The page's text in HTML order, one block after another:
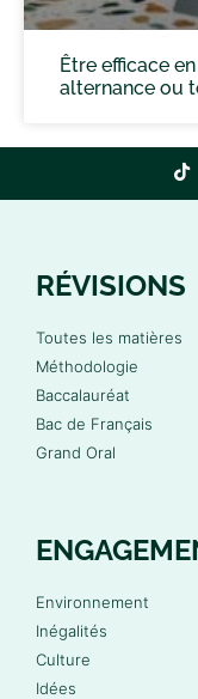
Être efficace
alternance ou
RÉVISIONS
Toutes les matières
Méthodologie
Baccalauréat
Bac de Français
Grand Oral
Environnement
Inégalités
Culture
Idées